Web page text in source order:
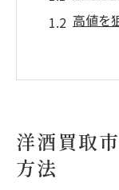
高値を
市場
オン
ヴィンテー
す秘訣
洋酒買取
方法